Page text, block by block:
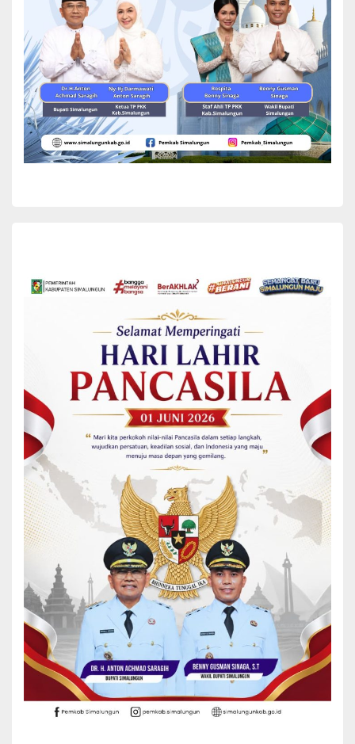
Dalam kesempatan itu, Bupati juga mengapresiasi pengusaha lokal
dan Industri Kecil Menengah (IKM) yang telah menggerakkan
ekonomi masyarakat, khususnya di Kabupaten Simalungun.
Bupati berharap kepada para pengurus Kadin Kabupaten
Simalungun agar dapat menciptakan peluang usaha baru untuk
mendongkrak perekonomian.
Disamping itu, kepada Dinas Perindustrian dan Perdagangan,
Dengan demikian, Bupati berharap adanya sinergitas antara
“Semoga rapat ini dapat menghasilkan gagasan gagasan
konstruktif dan rekomendasi yang konkret untuk
Simalungun,”harap Bupati.